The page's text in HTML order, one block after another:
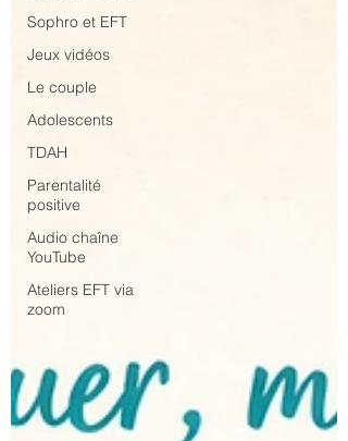
Sophro et EFT
Jeux vidéos
Le couple
Adolescents
TDAH
Parentalité
positive
Audio chaîne
YouTube
Ateliers EFT via
zoom